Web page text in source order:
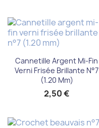
Cannetille Argent Mi-Fin
Verni Frisée Brillante N°7
(1.20 Mm)
2,50 €